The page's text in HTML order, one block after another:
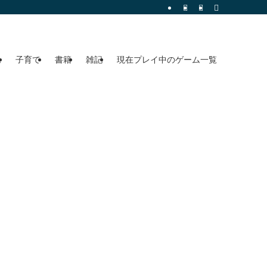
子育て 書籍 雑記 現在プレイ中のゲーム一覧